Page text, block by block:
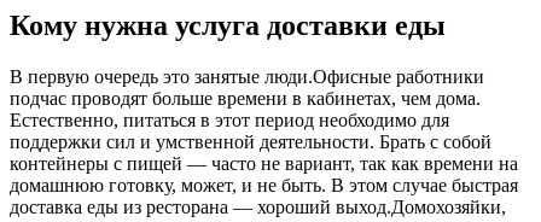
Кому нужна услуга доставки еды
В первую очередь это занятые люди.Офисные работники
подчас проводят больше времени в кабинетах, чем дома.
Естественно, питаться в этот период необходимо для
поддержки сил и умственной деятельности. Брать с собой
контейнеры с пищей ― часто не вариант, так как времени на
домашнюю готовку, может, и не быть. В этом случае быстрая
доставка еды из ресторана ― хороший выход.Домохозяйки,